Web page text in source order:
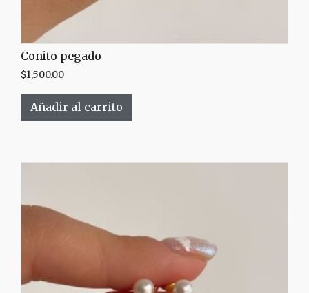
Conito pegado
$1,500.00
Añadir al carrito